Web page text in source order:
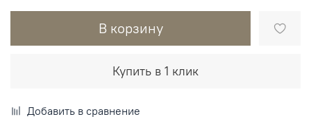
В корзину
Купить в 1 клик
Добавить в сравнение